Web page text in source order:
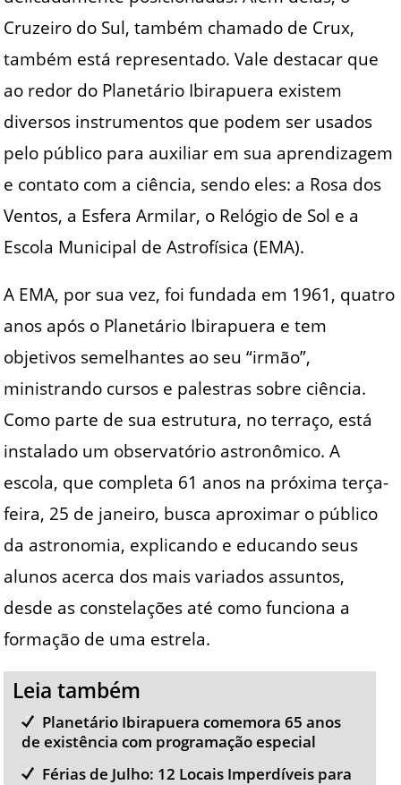
Cruzeiro do Sul, também chamado de Crux,
também está representado. Vale destacar que
ao redor do Planetário Ibirapuera existem
diversos instrumentos que podem ser usados
pelo público para auxiliar em sua aprendizagem
e contato com a ciência, sendo eles: a Rosa dos
Ventos, a Esfera Armilar, o Relógio de Sol e a
Escola Municipal de Astrofísica (EMA).
A EMA, por sua vez, foi fundada em 1961, quatro
anos após o Planetário Ibirapuera e tem
objetivos semelhantes ao seu “irmão”,
ministrando cursos e palestras sobre ciência.
Como parte de sua estrutura, no terraço, está
instalado um observatório astronômico. A
escola, que completa 61 anos na próxima terça-
feira, 25 de janeiro, busca aproximar o público
da astronomia, explicando e educando seus
alunos acerca dos mais variados assuntos,
desde as constelações até como funciona a
formação de uma estrela.
Leia também
Planetário Ibirapuera comemora 65 anos
de existência com programação especial
Férias de Julho: 12 Locais Imperdíveis para